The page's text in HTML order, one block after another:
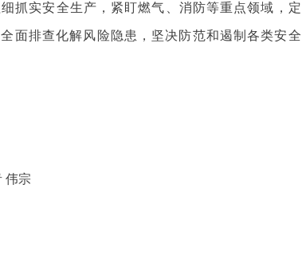
抓实安全生产，紧盯燃气、消防等重点领域，定
面排查化解风险隐患，坚决防范和遏制各类安全
伟宗